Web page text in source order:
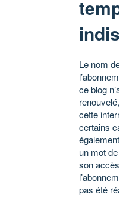
Le nom
ce blog
cette
certains
un mot
son
pas été